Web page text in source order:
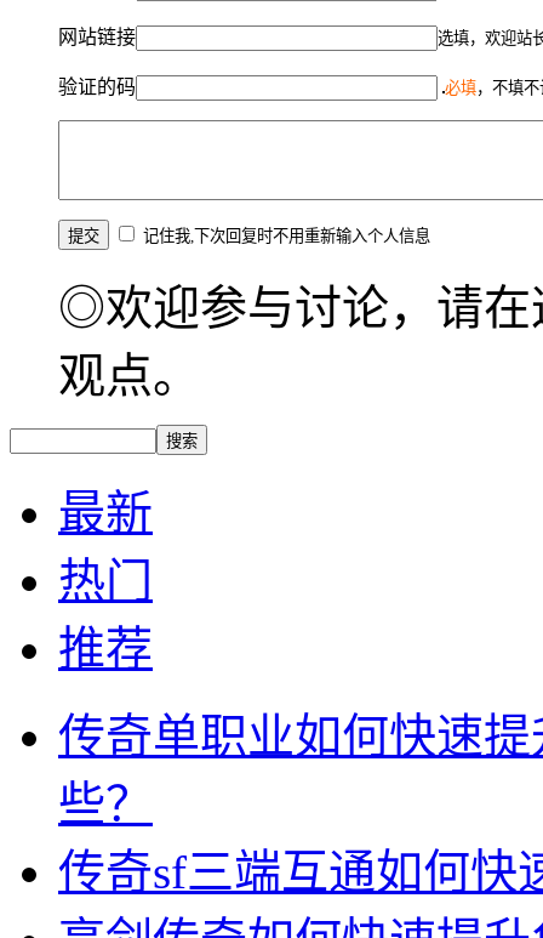
网站链接 选填，欢迎站
验证的码 必填，不填
记住我,下次回复时不用重新输入个人信息
◎欢迎参与讨论，请在
观点。
最新
热门
推荐
传奇单职业如何快速
些？
传奇sf三端互通如何快